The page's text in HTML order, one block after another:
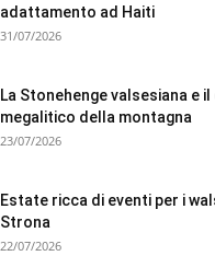
adattamento ad Haiti
31/07/2026
La Stonehenge valsesiana e
megalitico della montagna
23/07/2026
Estate ricca di eventi per i
Strona
22/07/2026